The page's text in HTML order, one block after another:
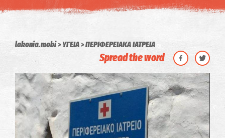
lakonia.mobi ΥΓΕΙΑ ΠΕΡΙΦΕΡΕΙΑΚΑ ΙΑΤΡΕΙΑ
Spread the word